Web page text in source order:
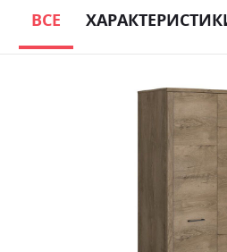
ВСЕ